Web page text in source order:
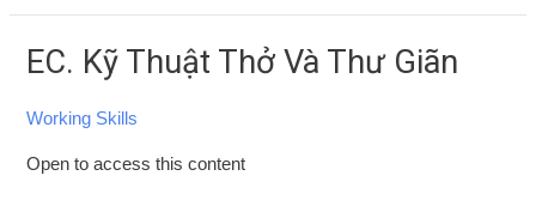
EC. Kỹ Thuật Thở Và Thư Giãn
Working Skills
Open to access this content
EC.
Thuật
Thở